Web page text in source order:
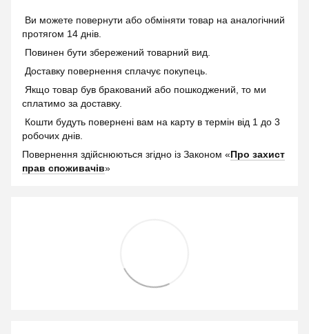
Ви можете повернути або обміняти товар на аналогічний
протягом 14 днів.
Повинен бути збережений товарний вид.
Доставку повернення сплачує покупець.
Якщо товар був бракований або пошкоджений, то ми
сплатимо за доставку.
Кошти будуть повернені вам на карту в термін від 1 до 3
робочих днів.
Повернення здійснюються згідно із Законом «Про захист
прав споживачів»